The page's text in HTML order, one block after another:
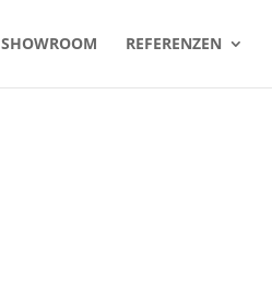
SHOWROOM REFERENZEN